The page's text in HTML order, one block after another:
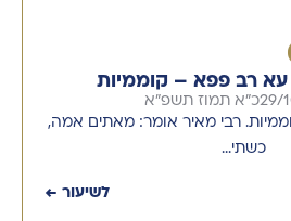
רב פפא – קוממיות
29/כ"א תמוז תשפ"א
רבי מאיר אומר: מאתים אמה,
כשתי…
לשיעור ←